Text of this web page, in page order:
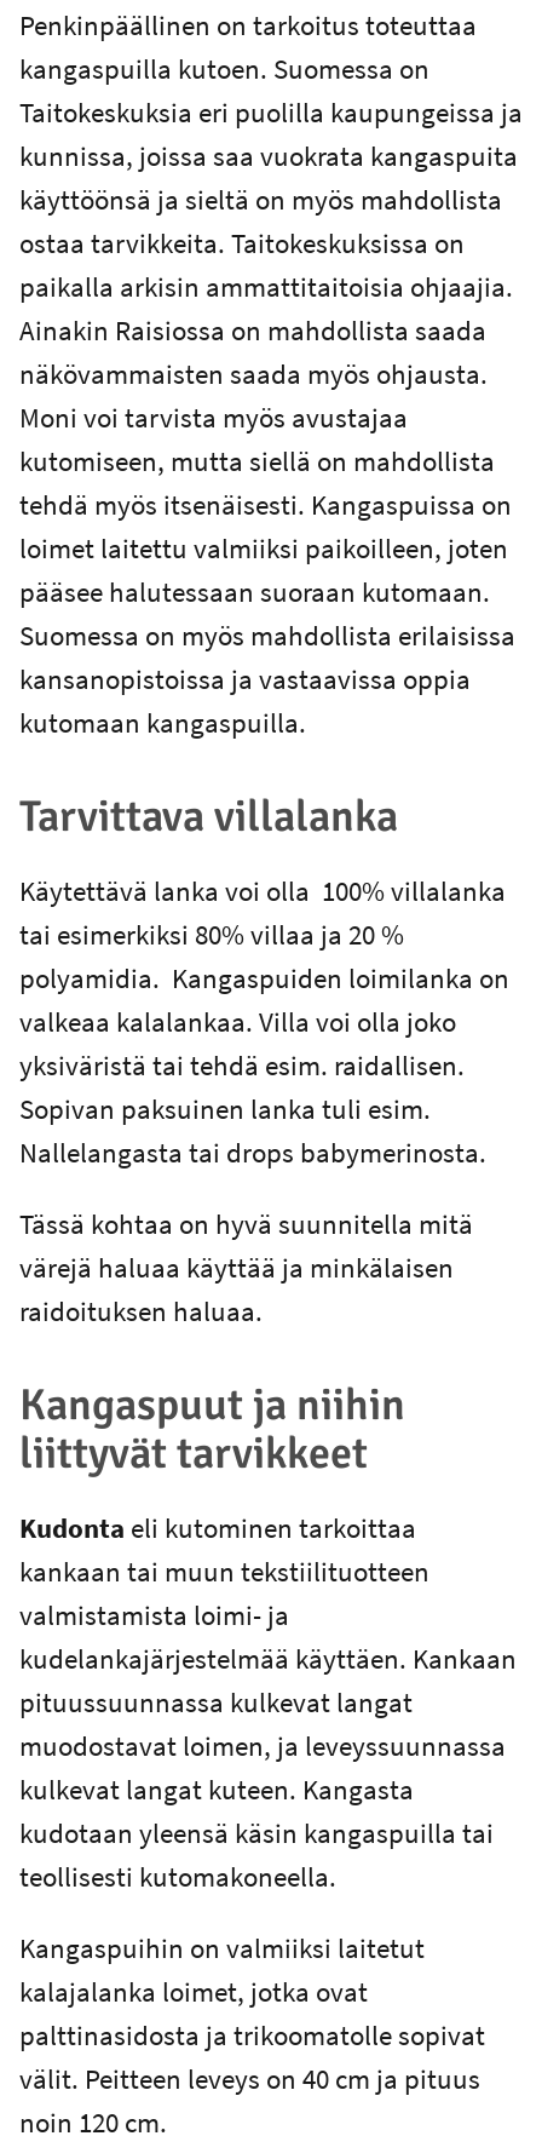
Penkinpäällinen on tarkoitus toteuttaa
kangaspuilla kutoen. Suomessa on
Taitokeskuksia eri puolilla kaupungeissa ja
kunnissa, joissa saa vuokrata kangaspuita
käyttöönsä ja sieltä on myös mahdollista
ostaa tarvikkeita. Taitokeskuksissa on
paikalla arkisin ammattitaitoisia ohjaajia.
Ainakin Raisiossa on mahdollista saada
näkövammaisten saada myös ohjausta.
Moni voi tarvista myös avustajaa
kutomiseen, mutta siellä on mahdollista
tehdä myös itsenäisesti. Kangaspuissa on
loimet laitettu valmiiksi paikoilleen, joten
pääsee halutessaan suoraan kutomaan.
Suomessa on myös mahdollista erilaisissa
kansanopistoissa ja vastaavissa oppia
kutomaan kangaspuilla.
Tarvittava villalanka
Käytettävä lanka voi olla 100% villalanka
tai esimerkiksi 80% villaa ja 20 %
polyamidia. Kangaspuiden loimilanka on
valkeaa kalalankaa. Villa voi olla joko
yksiväristä tai tehdä esim. raidallisen.
Sopivan paksuinen lanka tuli esim.
Nallelangasta tai drops babymerinosta.
Tässä kohtaa on hyvä suunnitella mitä
värejä haluaa käyttää ja minkälaisen
raidoituksen haluaa.
Kangaspuut ja niihin
liittyvät tarvikkeet
Kudonta eli kutominen tarkoittaa
kankaan tai muun tekstiilituotteen
valmistamista loimi- ja
kudelankajärjestelmää käyttäen. Kankaan
pituussuunnassa kulkevat langat
muodostavat loimen, ja leveyssuunnassa
kulkevat langat kuteen. Kangasta
kudotaan yleensä käsin kangaspuilla tai
teollisesti kutomakoneella.
Kangaspuihin on valmiiksi laitetut
kalajalanka loimet, jotka ovat
palttinasidosta ja trikoomatolle sopivat
välit. Peitteen leveys on 40 cm ja pituus
noin 120 cm.